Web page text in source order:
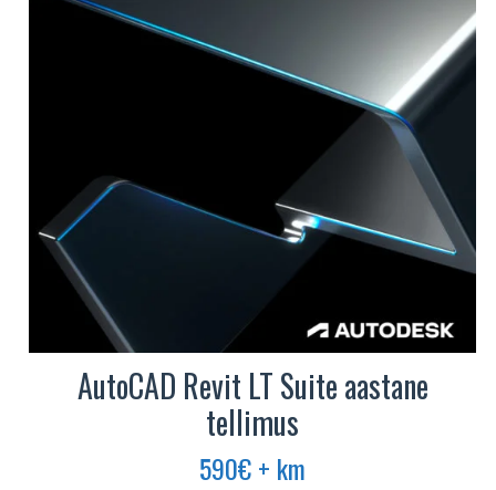
tootelehel.
AutoCAD Revit LT Suite aastane
tellimus
590€+ km